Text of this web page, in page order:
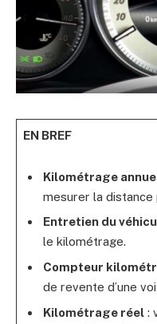
EN BREF
Kilométrage
mesurer la distance
Entretien du
le kilométrage.
Compteur
de revente d’une
Kilométrage réel: